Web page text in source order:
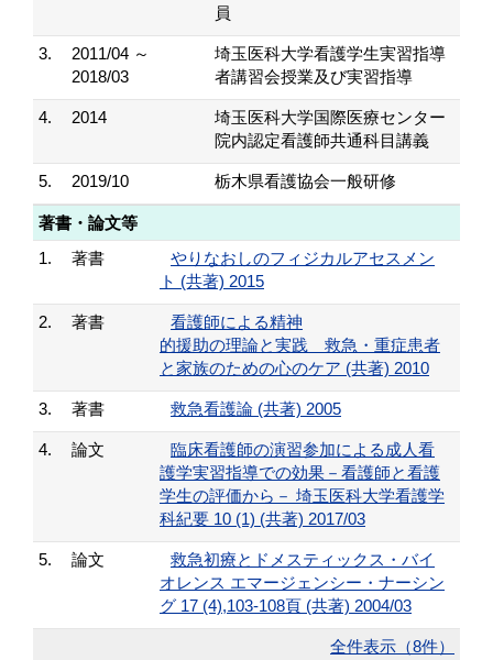
員
3.
2011/04 ～
2018/03
埼玉医科大学看護学生実習指導
者講習会授業及び実習指導
4. 2014
埼玉医科大学国際医療センター
院内認定看護師共通科目講義
5. 2019/10 栃木県看護協会一般研修
著書・論文等
1.
著書
やりなおしのフィジカルアセスメン
ト (共著) 2015
2. 著書
看護師による精神
的援助の理論と実践 救急・重症患者
と家族のための心のケア (共著) 2010
3. 著書 救急看護論 (共著) 2005
4. 論文
臨床看護師の演習参加による成人看
護学実習指導での効果－看護師と看護
学生の評価から－ 埼玉医科大学看護学
科紀要 10 (1) (共著) 2017/03
5. 論文
救急初療とドメスティックス・バイ
オレンス エマージェンシー・ナーシン
グ 17 (4),103-108頁 (共著) 2004/03
全件表示（8件）